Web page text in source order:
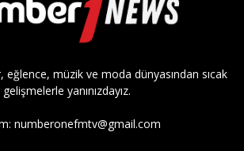
eğlence, müzik ve moda dünyasından sıcak
gelişmelerle yanınızdayız.
numberonefmtv@gmail.com